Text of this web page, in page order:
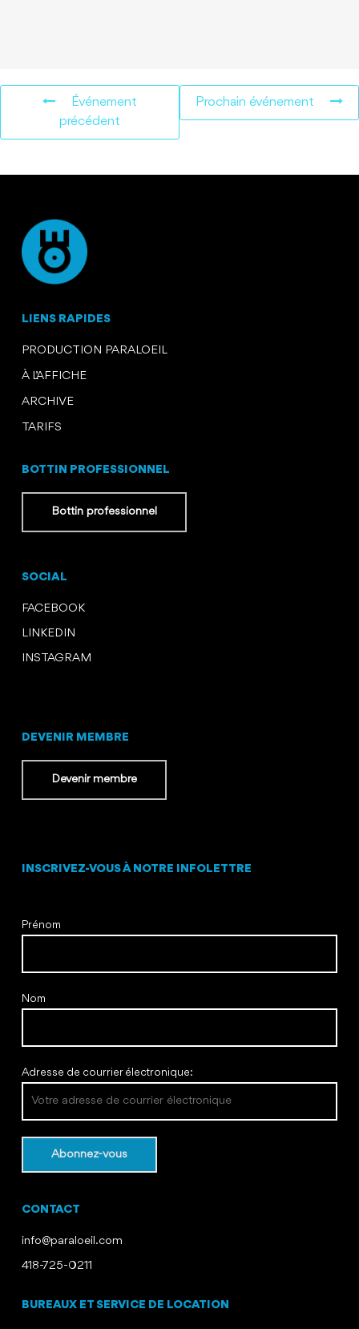
Événement
précédent
Prochain événement
LIENS RAPIDES
PRODUCTION PARALOEIL
À L’AFFICHE
ARCHIVE
TARIFS
BOTTIN PROFESSIONNEL
Bottin professionnel
SOCIAL
FACEBOOK
LINKEDIN
INSTAGRAM
DEVENIR MEMBRE
Devenir membre
INSCRIVEZ-VOUS À NOTRE INFOLETTRE
Prénom
Nom
Adresse de courrier électronique:
CONTACT
info@paraloeil.com
418-725-0211
BUREAUX ET SERVICE DE LOCATION